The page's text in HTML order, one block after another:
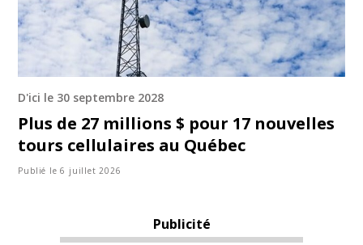
D'ici le 30 septembre 2028
Plus de 27 millions $ pour 17 nouvelles
tours cellulaires au Québec
Publié le 6 juillet 2026
Publicité